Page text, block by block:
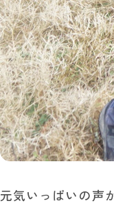
元気いっぱいの声